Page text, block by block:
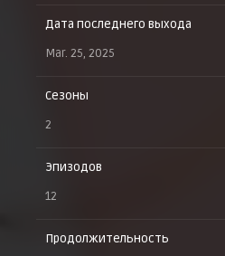
Дата последнего выхода
Mar. 25, 2025
Сезоны
2
Эпизодов
12
Продолжительность